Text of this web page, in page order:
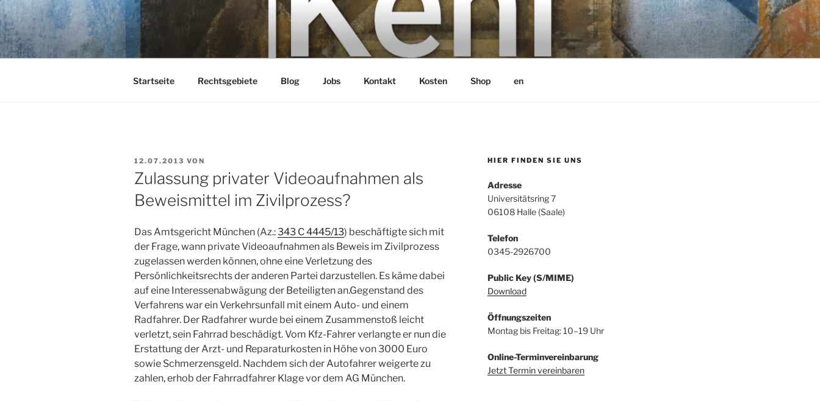
Zum
Inhalt
springen
KEHL
Rechtsanwaltsgesellschaft mbH
Startseite Rechtsgebiete Blog Jobs Kontakt Kosten Shop en
VERÖFFENTLICHT
AM
12.07.2013 VON
Zulassung privater Videoaufnahmen als
Beweismittel im Zivilprozess?
Das Amtsgericht München (Az.:343 C 4445/13) beschäftigte sich mit
der Frage, wann private Videoaufnahmen als Beweis im Zivilprozess
zugelassen werden können, ohne eine Verletzung des
Persönlichkeitsrechts der anderen Partei darzustellen. Es käme dabei
auf eine Interessenabwägung der Beteiligten an.Gegenstand des
Verfahrens war ein Verkehrsunfall mit einem Auto- und einem
Radfahrer. Der Radfahrer wurde bei einem Zusammenstoß leicht
verletzt, sein Fahrrad beschädigt. Vom Kfz-Fahrer verlangte er nun die
Erstattung der Arzt- und Reparaturkosten in Höhe von 3000 Euro
sowie Schmerzensgeld. Nachdem sich der Autofahrer weigerte zu
zahlen, erhob der Fahrradfahrer Klage vor dem AG München.
HIER FINDEN SIE UNS
Adresse
Universitätsring 7
06108 Halle (Saale)
Telefon
0345-2926700
Public Key (S/MIME)
Download
Öffnungszeiten
Montag bis Freitag: 10–19 Uhr
Online-Terminvereinbarung
Jetzt Termin vereinbaren